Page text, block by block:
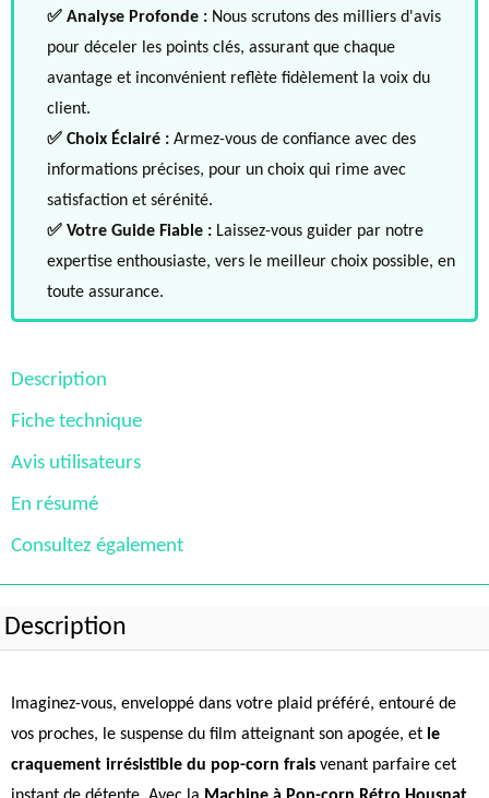
✅ Analyse Profonde : Nous scrutons des milliers d'avis
pour déceler les points clés, assurant que chaque
avantage et inconvénient reflète fidèlement la voix du
client.
✅ Choix Éclairé : Armez-vous de confiance avec des
informations précises, pour un choix qui rime avec
satisfaction et sérénité.
✅ Votre Guide Fiable : Laissez-vous guider par notre
expertise enthousiaste, vers le meilleur choix possible, en
toute assurance.
Description
Fiche technique
Avis utilisateurs
En résumé
Consultez également
Description
Imaginez-vous, enveloppé dans votre plaid préféré, entouré de
vos proches, le suspense du film atteignant son apogée, et le
craquement irrésistible du pop-corn frais venant parfaire cet